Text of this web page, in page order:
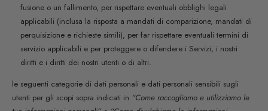
fusione o un fallimento, per rispettare eventuali obblighi legali
applicabili (inclusa la risposta a mandati di comparizione, mandati di
perquisizione e richieste simili), per far rispettare eventuali termini di
servizio applicabili e per proteggere o difendere i Servizi, i nostri
diritti e i diritti dei nostri utenti o di altri.
le seguenti categorie di dati personali e dati personali sensibili sugli
utenti per gli scopi sopra indicati in “Come raccogliamo e utilizziamo le